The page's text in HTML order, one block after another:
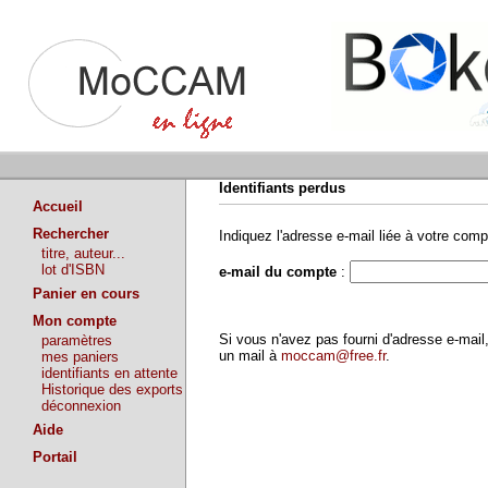
Accueil
Rechercher
titre, auteur...
lot d'ISBN
Panier en cours
Mon compte
paramètres
mes paniers
identifiants en attente
Historique des exports
déconnexion
Aide
Portail
Identifiants perdus
Indiquez l'adresse e-mail liée à votre
e-mail du compte :
Si vous n'avez pas fourni d'adresse e-
un mail à moccam@free.fr.